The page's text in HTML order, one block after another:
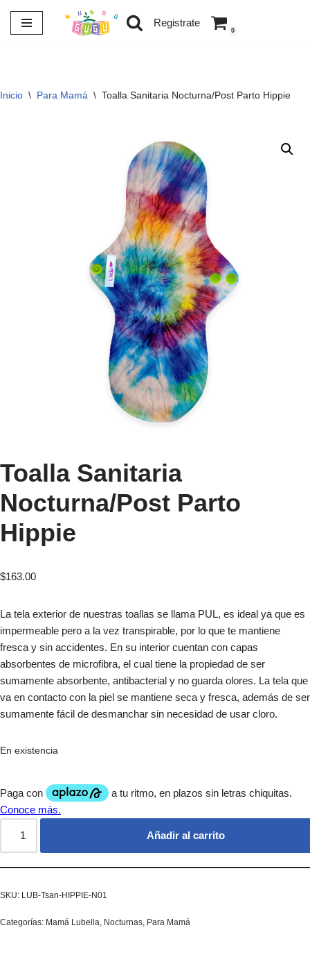
Saltar
Registrate
0
Inicio \ Para Mamá \ Toalla Sanitaria Nocturna/Post Parto Hippie
Toalla Sanitaria
Nocturna/Post Parto
Hippie
$163.00
La tela exterior de nuestras toallas se llama PUL, es ideal ya que es
impermeable pero a la vez transpirable, por lo que te mantiene
fresca y sin accidentes. En su interior cuentan con capas
absorbentes de microfibra, el cual tiene la propiedad de ser
sumamente absorbente, antibacterial y no guarda olores. La tela que
va en contacto con la piel se mantiene seca y fresca, además de ser
sumamente fácil de desmanchar sin necesidad de usar cloro.
En existencia
Añadir al carrito
SKU: LUB-Tsan-HIPPIE-N01
Categorías: Mamá Lubella Nocturnas Para Mamá